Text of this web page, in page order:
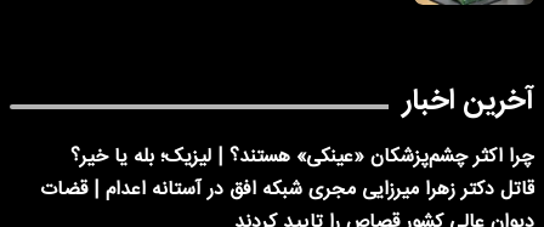
آخرین اخبار
چرا اکثر چشم‌پزشکان «عینکی» هستند؟ | لیزیک؛ بله یا خیر؟
قاتل دکتر زهرا میرزایی مجری شبکه افق در آستانه اعدام | قضات